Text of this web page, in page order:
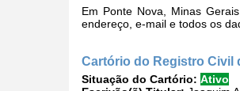
Em Ponte Nova, Minas
endereço, e-mail e todos os
Cartório do Registro Civil
Situação do Cartório: Ativo